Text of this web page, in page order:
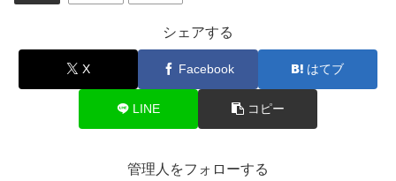
シェアする
X Facebook はてブ
LINE コピー
管理人をフォローする